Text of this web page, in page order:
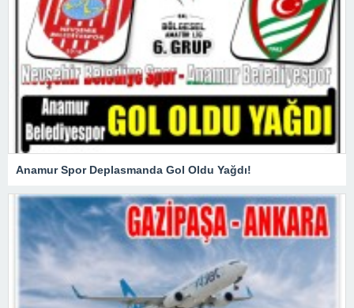
Anamur Spor Deplasmanda Gol Oldu Yağdı!